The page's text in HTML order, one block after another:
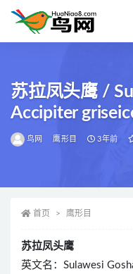
苏拉凤头鹰 /
Accipiter
鸟网 鹰形目 3年前
首页 鹰形目
苏拉凤头鹰
英文名：Sulawesi